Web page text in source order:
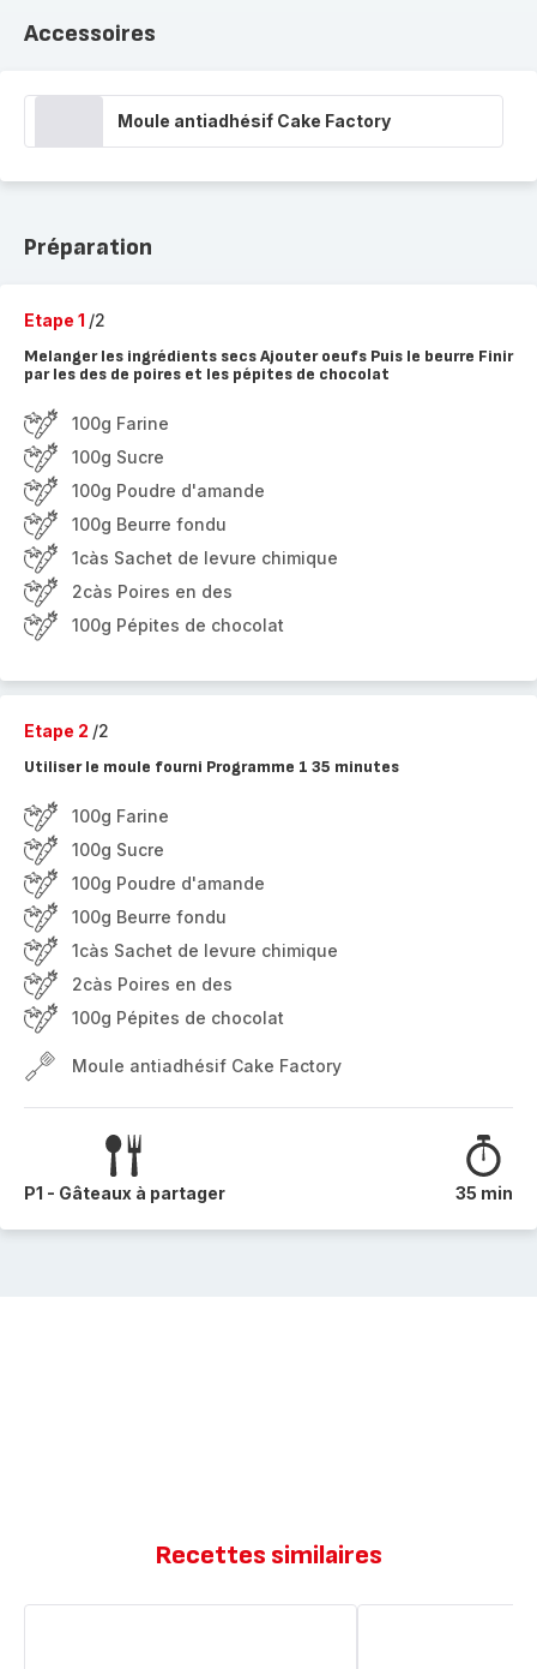
Accessoires
Moule antiadhésif Cake Factory
Préparation
Etape 1 /2
Melanger les ingrédients secs Ajouter oeufs Puis le beurre Finir
par les des de poires et les pépites de chocolat
100g Farine
100g Sucre
100g Poudre d'amande
100g Beurre fondu
1càs Sachet de levure chimique
2càs Poires en des
100g Pépites de chocolat
Etape 2 /2
Utiliser le moule fourni Programme 1 35 minutes
100g Farine
100g Sucre
100g Poudre d'amande
100g Beurre fondu
1càs Sachet de levure chimique
2càs Poires en des
100g Pépites de chocolat
Moule antiadhésif Cake Factory
P1 - Gâteaux à partager 35 min
Recettes similaires